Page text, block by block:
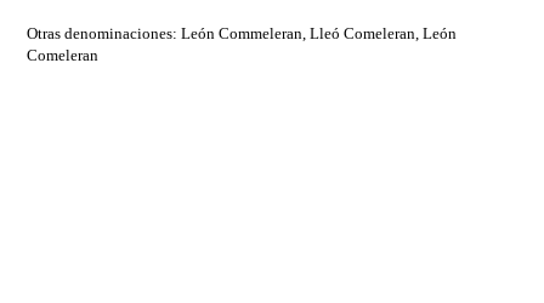
Otras denominaciones: León Commeleran, Lleó Comeleran, León
Comeleran